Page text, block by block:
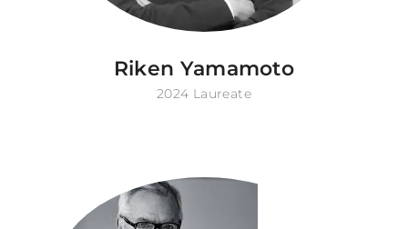
Riken Yamamoto
2024 Laureate